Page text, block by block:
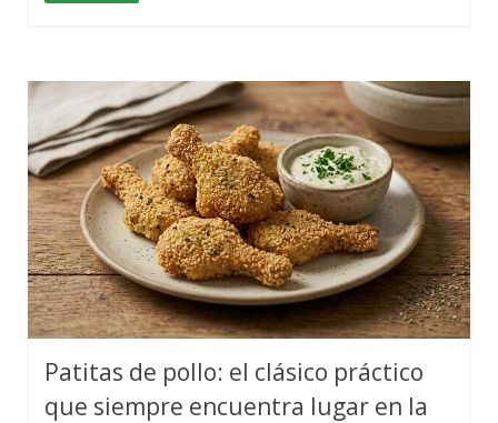
Patitas de pollo: el clásico práctico
que siempre encuentra lugar en la